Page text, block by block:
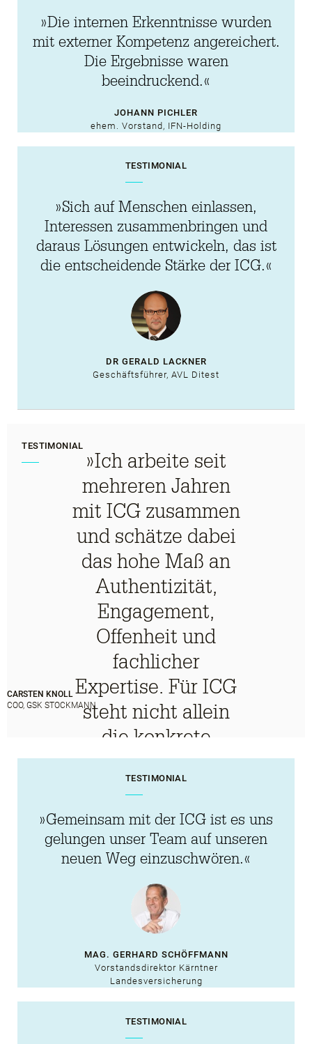
»Die internen Erkenntnisse wurden
mit externer Kompetenz angereichert.
Die Ergebnisse waren
beeindruckend.«
JOHANN PICHLER
ehem. Vorstand, IFN-Holding
TESTIMONIAL
»Sich auf Menschen einlassen,
Interessen zusammenbringen und
daraus Lösungen entwickeln, das ist
die entscheidende Stärke der ICG.«
DR GERALD LACKNER
Geschäftsführer, AVL Ditest
TESTIMONIAL
»Ich arbeite seit
mehreren Jahren
mit ICG zusammen
und schätze dabei
das hohe Maß an
Authentizität,
Engagement,
Offenheit und
fachlicher
Expertise. Für ICG
steht nicht allein
die konkrete
Themenstellung,
sondern stets die
Organisation mit
ihren Strukturen
und Prozessen,
ihrem Wirken im
Markt sowie den
agierenden
Menschen im
Mittelpunkt des
Handelns.«
CARSTEN KNOLL
COO, GSK STOCKMANN
TESTIMONIAL
»Gemeinsam mit der ICG ist es uns
gelungen unser Team auf unseren
neuen Weg einzuschwören.«
MAG. GERHARD SCHÖFFMANN
Vorstandsdirektor Kärntner
Landesversicherung
TESTIMONIAL